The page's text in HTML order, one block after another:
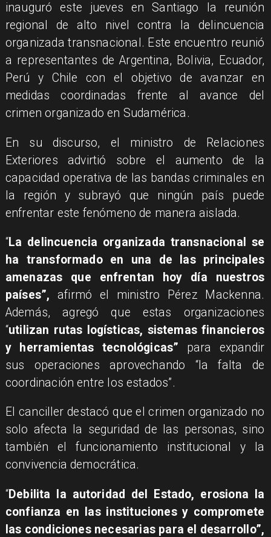
inauguró este jueves en Santiago la reunión
regional de alto nivel contra la delincuencia
organizada transnacional. Este encuentro reunió
a representantes de Argentina, Bolivia, Ecuador,
Perú y Chile con el objetivo de avanzar en
medidas coordinadas frente al avance del
crimen organizado en Sudamérica.
En su discurso, el ministro de Relaciones
Exteriores advirtió sobre el aumento de la
capacidad operativa de las bandas criminales en
la región y subrayó que ningún país puede
enfrentar este fenómeno de manera aislada.
“La delincuencia organizada transnacional se
ha transformado en una de las principales
amenazas que enfrentan hoy día nuestros
países”, afirmó el ministro Pérez Mackenna.
Además, agregó que estas organizaciones
“utilizan rutas logísticas, sistemas financieros
y herramientas tecnológicas” para expandir
sus operaciones aprovechando “la falta de
coordinación entre los estados”.
El canciller destacó que el crimen organizado no
solo afecta la seguridad de las personas, sino
también el funcionamiento institucional y la
convivencia democrática.
“Debilita la autoridad del Estado, erosiona la
confianza en las instituciones y compromete
las condiciones necesarias para el desarrollo”,